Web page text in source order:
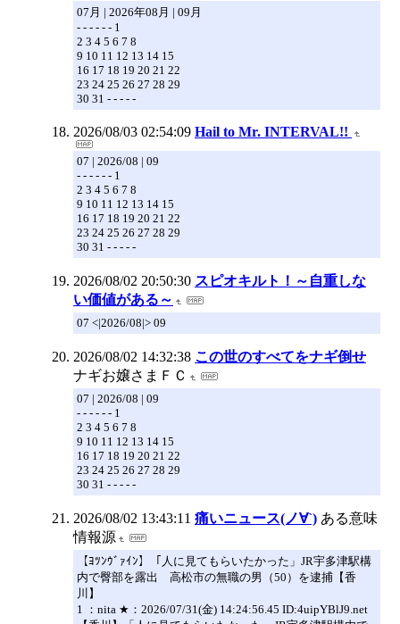
07月 | 2026年08月 | 09月
- - - - - - 1
2 3 4 5 6 7 8
9 10 11 12 13 14 15
16 17 18 19 20 21 22
23 24 25 26 27 28 29
30 31 - - - - -
2026/08/03 02:54:09 Hail to Mr. INTERVAL!!
07 | 2026/08 | 09
- - - - - - 1
2 3 4 5 6 7 8
9 10 11 12 13 14 15
16 17 18 19 20 21 22
23 24 25 26 27 28 29
30 31 - - - - -
2026/08/02 20:50:30 スピオキルト！～自重しな
い価値がある～
07 <|2026/08|> 09
2026/08/02 14:32:38 この世のすべてをナギ倒せ
ナギお嬢さまＦＣ
07 | 2026/08 | 09
- - - - - - 1
2 3 4 5 6 7 8
9 10 11 12 13 14 15
16 17 18 19 20 21 22
23 24 25 26 27 28 29
30 31 - - - - -
2026/08/02 13:43:11 痛いニュース(ノ∀`) ある意味
情報源
【ﾖﾂﾝｳﾞｧｲﾝ】「人に見てもらいたかった」JR宇多津駅構
内で臀部を露出 高松市の無職の男（50）を逮捕【香
川】
1 ：nita ★：2026/07/31(金) 14:24:56.45 ID:4uipYBlJ9.net